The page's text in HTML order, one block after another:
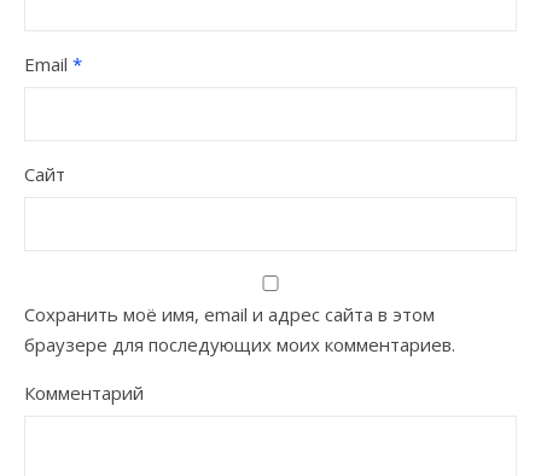
Email *
Сайт
Сохранить моё имя, email и адрес сайта в этом
браузере для последующих моих комментариев.
Комментарий